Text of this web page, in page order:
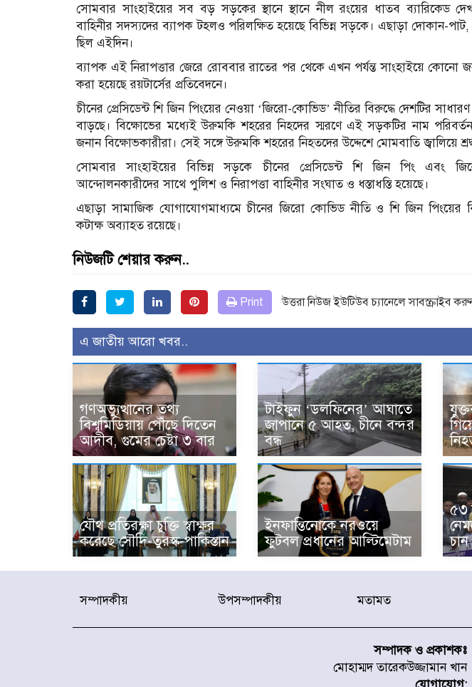
সোমবার সাংহাইয়ের সব বড় সড়কের স্থানে স্থানে নীল রংয়ের ধাতব ব্যারিকেড
বাহিনীর সদস্যদের ব্যাপক টহলও পরিলক্ষিত হয়েছে বিভিন্ন সড়কে। এছাড়া দোকান-
ছিল এইদিন।
ব্যাপক এই নিরাপত্তার জেরে রোববার রাতের পর থেকে এখন পর্যন্ত সাংহাইয়ে কোনো
করা হয়েছে রয়টার্সের প্রতিবেদনে।
চীনের প্রেসিডেন্ট শি জিন পিংয়ের নেওয়া ‘জিরো-কোভিড’ নীতির বিরুদ্ধে দেশটির
বাড়ছে। বিক্ষোভের মধ্যেই উরুমকি শহরের নিহদের স্মরণে এই সড়কটির নাম
জনান বিক্ষোভকারীরা। সেই সঙ্গে উরুমকি শহরের নিহতদের উদ্দেশে মোমবাতি জ্বালিয়ে
সোমবার সাংহাইয়ের বিভিন্ন সড়কে চীনের প্রেসিডেন্ট শি জিন পিং এবং
আন্দোলনকারীদের সাথে পুলিশ ও নিরাপত্তা বাহিনীর সংঘাত ও ধস্তাধস্তি হয়েছে।
এছাড়া সামাজিক যোগাযোগমাধ্যমে চীনের জিরো কোভিড নীতি ও শি জিন পিংয়ের
কটাক্ষ অব্যাহত রয়েছে।
নিউজটি শেয়ার করুন..
Print উত্তরা নিউজ ইউটিউব চ্যানেলে সাবস্ক্রাইব
এ জাতীয় আরো খবর..
গণঅভ্যুত্থানের তথ্য
বিশ্বমিডিয়ায় পৌঁছে দিতেন
আদীব, গুমের চেষ্টা ৩ বার
টাইফুন ‘ডলফিনের’ আঘাতে
জাপানে ৫ আহত, চীনে বন্দর
বন্ধ
যৌথ প্রতিরক্ষা চুক্তি স্বাক্ষর
করেছে সৌদি-তুরস্ক-পাকিস্তান
ইনফান্তিনোকে নরওয়ে
ফুটবল প্রধানের আল্টিমেটাম
৫৩
চান
সম্পাদকীয় উপসম্পাদকীয় মতামত
সম্পাদক ও প্রকাশকঃ
মোহাম্মদ তারেকউজ্জামান খান